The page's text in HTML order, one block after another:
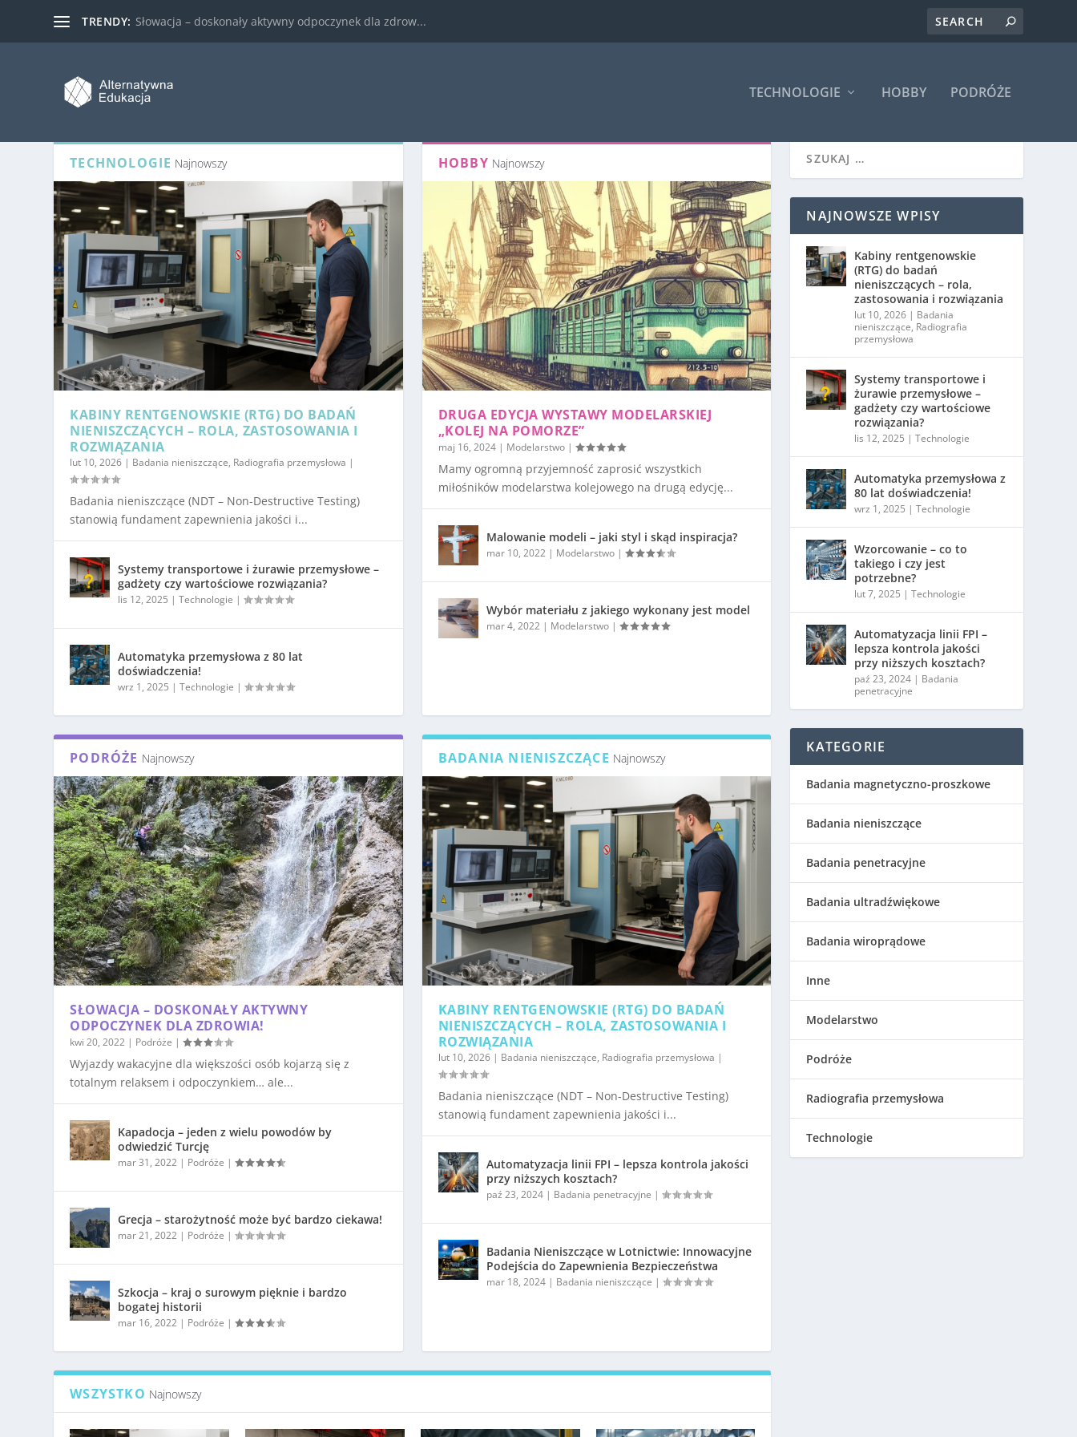
TRENDY: Słowacja – doskonały aktywny odpoczynek dla zdrow...
TECHNOLOGIE HOBBY PODRÓŻE
TECHNOLOGIE Najnowszy
KABINY RENTGENOWSKIE (RTG) DO BADAŃ
NIENISZCZĄCYCH – ROLA, ZASTOSOWANIA I
ROZWIĄZANIA
lut 10, 2026 | Badania nieniszczące, Radiografia przemysłowa |
Badania nieniszczące (NDT – Non-Destructive Testing)
stanowią fundament zapewnienia jakości i...
Systemy transportowe i żurawie przemysłowe –
gadżety czy wartościowe rozwiązania?
lis 12, 2025 |Technologie |
Automatyka przemysłowa z 80 lat
doświadczenia!
wrz 1, 2025 |Technologie |
HOBBY Najnowszy
DRUGA EDYCJA WYSTAWY MODELARSKIEJ
„KOLEJ NA POMORZE”
maj 16, 2024| Modelarstwo|
Mamy ogromną przyjemność zaprosić wszystkich
miłośników modelarstwa kolejowego na drugą edycję...
Malowanie modeli – jaki styl i skąd inspiracja?
mar 10, 2022 | Modelarstwo|
Wybór materiału z jakiego wykonany jest model
mar 4, 2022 | Modelarstwo|
PODRÓŻE Najnowszy
SŁOWACJA – DOSKONAŁY AKTYWNY
ODPOCZYNEK DLA ZDROWIA!
kwi 20, 2022 | Podróże |
Wyjazdy wakacyjne dla większości osób kojarzą się z
totalnym relaksem i odpoczynkiem… ale...
Kapadocja – jeden z wielu powodów by
odwiedzić Turcję
mar 31, 2022 | Podróże |
Grecja – starożytność może być bardzo ciekawa!
mar 21, 2022 | Podróże |
Szkocja – kraj o surowym pięknie i bardzo
bogatej historii
mar 16, 2022 | Podróże |
BADANIA NIENISZCZĄCE Najnowszy
KABINY RENTGENOWSKIE (RTG) DO BADAŃ
NIENISZCZĄCYCH – ROLA, ZASTOSOWANIA I
ROZWIĄZANIA
lut 10, 2026| Badania nieniszczące, Radiografia przemysłowa |
Badania nieniszczące (NDT – Non-Destructive Testing)
stanowią fundament zapewnienia jakości i...
Automatyzacja linii FPI – lepsza kontrola jakości
przy niższych kosztach?
paź 23, 2024| Badania penetracyjne |
Badania Nieniszczące w Lotnictwie: Innowacyjne
Podejścia do Zapewnienia Bezpieczeństwa
mar 18, 2024| Badania nieniszczące |
WSZYSTKO Najnowszy
NAJNOWSZE WPISY
Kabiny rentgenowskie
(RTG) do badań
nieniszczących – rola,
zastosowania i rozwiązania
lut 10, 2026 | Badania
nieniszczące, Radiografia
przemysłowa
Systemy transportowe i
żurawie przemysłowe –
gadżety czy wartościowe
rozwiązania?
lis 12, 2025 |Technologie
Automatyka przemysłowa z
80 lat doświadczenia!
wrz 1, 2025 |Technologie
Wzorcowanie – co to
takiego i czy jest
potrzebne?
lut 7, 2025 |Technologie
Automatyzacja linii FPI –
lepsza kontrola jakości
przy niższych kosztach?
paź 23, 2024 | Badania
penetracyjne
KATEGORIE
Badania magnetyczno-proszkowe
Badania nieniszczące
Badania penetracyjne
Badania ultradźwiękowe
Badania wiroprądowe
Inne
Modelarstwo
Podróże
Radiografia przemysłowa
Technologie